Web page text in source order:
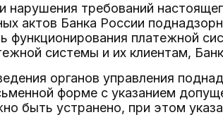
нарушения требований
актов Банка России
функционирования платежной
системы и их клиентам,
органов управления
форме с указанием
быть устранено, при этом